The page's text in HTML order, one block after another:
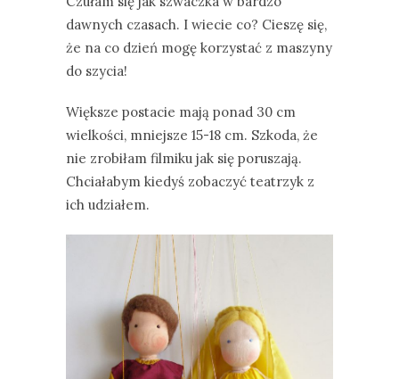
dawnych czasach. I wiecie co? Cieszę się,
że na co dzień mogę korzystać z maszyny
do szycia!
Większe postacie mają ponad 30 cm
wielkości, mniejsze 15-18 cm. Szkoda, że
nie zrobiłam filmiku jak się poruszają.
Chciałabym kiedyś zobaczyć teatrzyk z
ich udziałem.